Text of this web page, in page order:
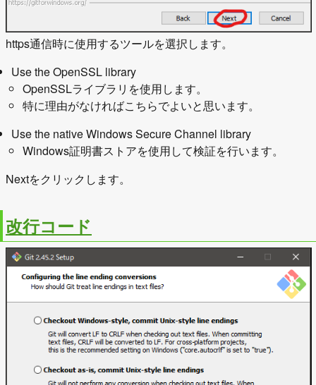
https通信時に使用するツールを選択します。
Use the OpenSSL library
OpenSSLライブラリを使用します。
特に理由がなければこちらでよいと思います。
Use the native Windows Secure Channel library
Windows証明書ストアを使用して検証を行います。
Nextをクリックします。
改行コード